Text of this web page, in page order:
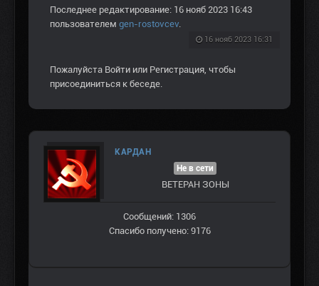
Последнее редактирование: 16 нояб 2023 16:43
пользователем gen-rostovcev.
16 нояб 2023 16:31
Пожалуйста Войти или Регистрация, чтобы
присоединиться к беседе.
КАРДАН
Не в сети
ВЕТЕРАН ЗOНЫ
Сообщений: 1306
Спасибо получено: 9176